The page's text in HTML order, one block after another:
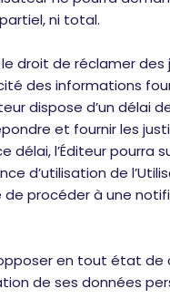
ni total.
le droit de réclamer
des informations
dispose d’un délai
et fournir les
délai, l’Éditeur pourra
d’utilisation de
de procéder à une
en tout état de
de ses données